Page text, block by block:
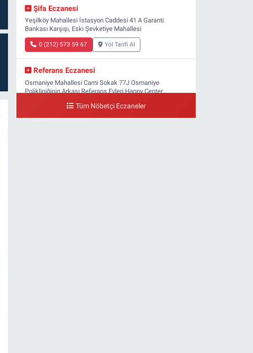
Şifa Eczanesi
Yeşilköy Mahallesi İstasyon Caddesi 41 A Garanti
Bankası Karşışı, Eski Şevketiye Mahallesi
0 (212) 573 59 67 Yol Tarifi Al
Referans Eczanesi
Osmaniye Mahallesi Cami Sokak 77J Osmaniye
Polikliniğinin Arkası Referans Evleri Happy Center
Tüm Nöbetçi Eczaneler